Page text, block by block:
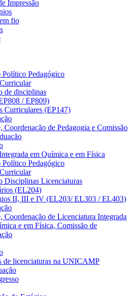
Impressão
fio
Político Pedagógico
de disciplinas
/ EP809)
Curriculares (EP147)
Coordenação de Pedagogia e Comissão
em Química e em Física
Político Pedagógico
Disciplinas Licenciaturas
(EL204)
II, III e IV (EL203/ EL303 / EL403)
Coordenação de Licenciatura Integrada
e em Física, Comissão de
de licenciaturas na UNICAMP